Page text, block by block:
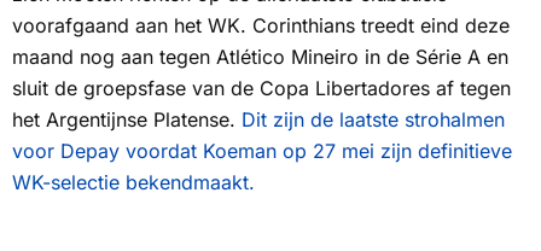
voorafgaand aan het WK. Corinthians treedt eind deze
maand nog aan tegen Atlético Mineiro in de Série A en
sluit de groepsfase van de Copa Libertadores af tegen
het Argentijnse Platense. Dit zijn de laatste strohalmen
voor Depay voordat Koeman op 27 mei zijn definitieve
WK-selectie bekendmaakt.